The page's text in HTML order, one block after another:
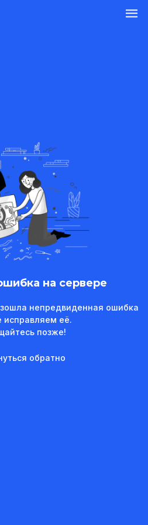
на сервере
непредвиденная ошибка
её.
позже!
обратно